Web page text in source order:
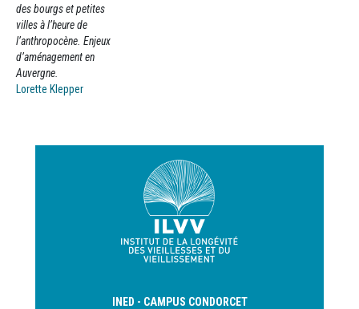
des bourgs et petites
villes à l’heure de
l’anthropocène. Enjeux
d’aménagement en
Auvergne.
Lorette Klepper
INED - CAMPUS CONDORCET